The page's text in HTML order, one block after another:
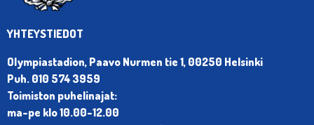
YHTEYSTIEDOT
Olympiastadion, Paavo Nurmen tie 1, 00250 Helsinki
Puh. 010 574 3959
Toimiston puhelinajat:
ma-pe klo 10.00-12.00